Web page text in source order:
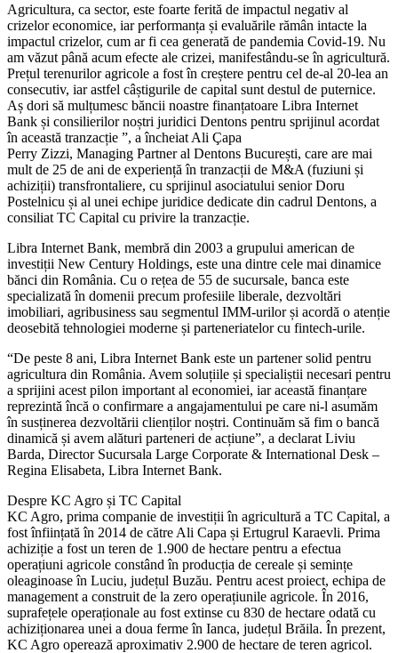
Agricultura, ca sector, este foarte ferită de impactul negativ al
crizelor economice, iar performanța și evaluările rămân intacte la
impactul crizelor, cum ar fi cea generată de pandemia Covid-19. Nu
am văzut până acum efecte ale crizei, manifestându-se în agricultură.
Prețul terenurilor agricole a fost în creștere pentru cel de-al 20-lea an
consecutiv, iar astfel câștigurile de capital sunt destul de puternice.
Aș dori să mulțumesc băncii noastre finanțatoare Libra Internet
Bank și consilierilor noștri juridici Dentons pentru sprijinul acordat
în această tranzacție ”, a încheiat Ali Çapa
Perry Zizzi, Managing Partner al Dentons București, care are mai
mult de 25 de ani de experiență în tranzacții de M&A (fuziuni și
achiziții) transfrontaliere, cu sprijinul asociatului senior Doru
Postelnicu și al unei echipe juridice dedicate din cadrul Dentons, a
consiliat TC Capital cu privire la tranzacție.
Libra Internet Bank, membră din 2003 a grupului american de
investiții New Century Holdings, este una dintre cele mai dinamice
bănci din România. Cu o rețea de 55 de sucursale, banca este
specializată în domenii precum profesiile liberale, dezvoltări
imobiliari, agribusiness sau segmentul IMM-urilor și acordă o atenție
deosebită tehnologiei moderne și parteneriatelor cu fintech-urile.
“De peste 8 ani, Libra Internet Bank este un partener solid pentru
agricultura din România. Avem soluțiile și specialiștii necesari pentru
a sprijini acest pilon important al economiei, iar această finanțare
reprezintă încă o confirmare a angajamentului pe care ni-l asumăm
în susținerea dezvoltării clienților noștri. Continuăm să fim o bancă
dinamică și avem alături parteneri de acțiune”, a declarat Liviu
Barda, Director Sucursala Large Corporate & International Desk –
Regina Elisabeta, Libra Internet Bank.
Despre KC Agro și TC Capital
KC Agro, prima companie de investiții în agricultură a TC Capital, a
fost înființată în 2014 de către Ali Capa și Ertugrul Karaevli. Prima
achiziție a fost un teren de 1.900 de hectare pentru a efectua
operațiuni agricole constând în producția de cereale și semințe
oleaginoase în Luciu, județul Buzău. Pentru acest proiect, echipa de
management a construit de la zero operațiunile agricole. În 2016,
suprafețele operaționale au fost extinse cu 830 de hectare odată cu
achiziționarea unei a doua ferme în Ianca, județul Brăila. În prezent,
KC Agro operează aproximativ 2.900 de hectare de teren agricol.